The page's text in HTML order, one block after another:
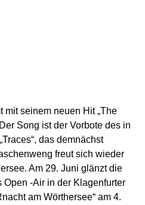
mit seinem neuen Hit „The
Song ist der Vorbote des in
das demnächst
freut sich wieder
Am 29. Juni glänzt die
-Air in der Klagenfurter
am Wörthersee“ am 4.